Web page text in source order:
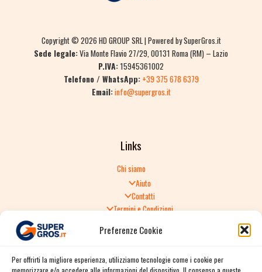
Preferenze Cookie
Per offrirti la migliore esperienza, utilizziamo tecnologie come i cookie per
memorizzare e/o accedere alle informazioni del dispositivo. Il consenso a queste
Copyright © 2026 HD GROUP SRL | Powered by SuperGros.it
Sede legale:Via Monte Flavio 27/29, 00131 Roma (RM) – Lazio
P.IVA:15945361002
Telefono / WhatsApp: +39 375 678 6379
Email:info@supergros.it
Links
Chi siamo
Aiuto
Contatti
Termini e Condizioni
Politica di Reso
Spedizione e consegna